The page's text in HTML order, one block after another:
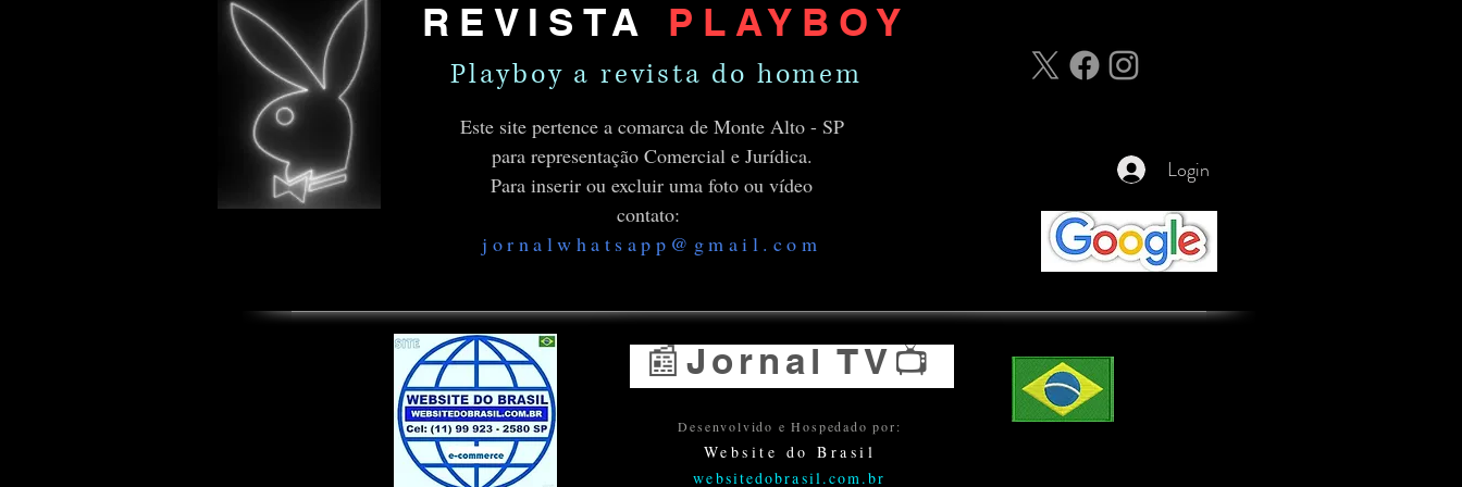
REVISTA PLAYBOY
Playboy a revista do homem
Este site pertence a comarca de Monte Alto - SP
para representação Comercial e Jurídica.
Para inserir ou excluir uma foto ou vídeo
contato:
jornalwhatsapp@gmail.com
Login
📰Jornal TV📺
Desenvolvido e Hospedado por:
Website do Brasil
websitedobrasil.com.br